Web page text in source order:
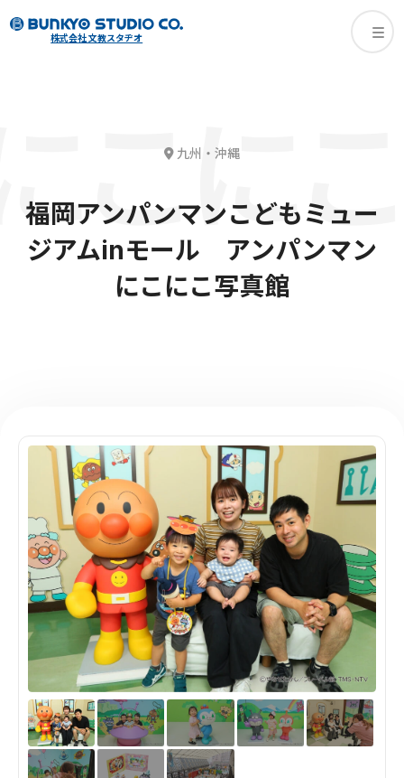
株式会社 文教スタヂオ
写真
九州・沖縄
福岡アンパンマンこどもミュー
ジアムinモール アンパンマン
にこにこ写真館